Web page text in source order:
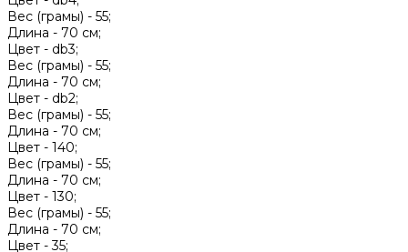
Вес (грамы) - 55;
Длина - 70 см;
Цвет - db3;
Вес (грамы) - 55;
Длина - 70 см;
Цвет - db2;
Вес (грамы) - 55;
Длина - 70 см;
Цвет - 140;
Вес (грамы) - 55;
Длина - 70 см;
Цвет - 130;
Вес (грамы) - 55;
Длина - 70 см;
Цвет -35;